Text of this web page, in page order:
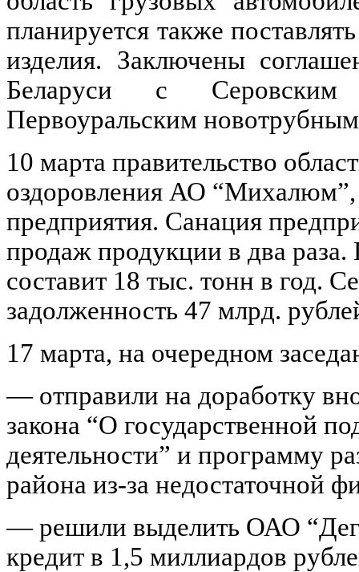
планируется также
изделия. Заключены
Беларуси с Серовским
Первоуральским
10 марта правительство
оздоровления АО
предприятия. Санация
продаж продукции в два
составит 18 тыс. тонн в год.
задолженность 47 млрд.
17 марта, на очередном
— отправили на доработку
закона “О государственной
деятельности” и программу
района из-за недостаточной
— решили выделить ОАО
кредит в 1,5 миллиардов